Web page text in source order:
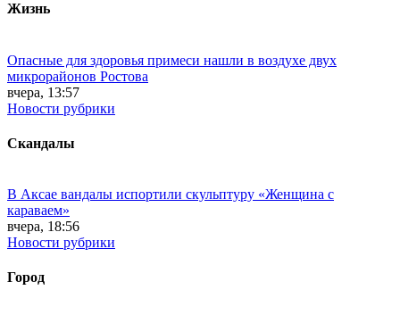
Жизнь
Опасные для здоровья примеси нашли в воздухе двух
микрорайонов Ростова
вчера, 13:57
Новости рубрики
Скандалы
В Аксае вандалы испортили скульптуру «Женщина с
караваем»
вчера, 18:56
Новости рубрики
Город